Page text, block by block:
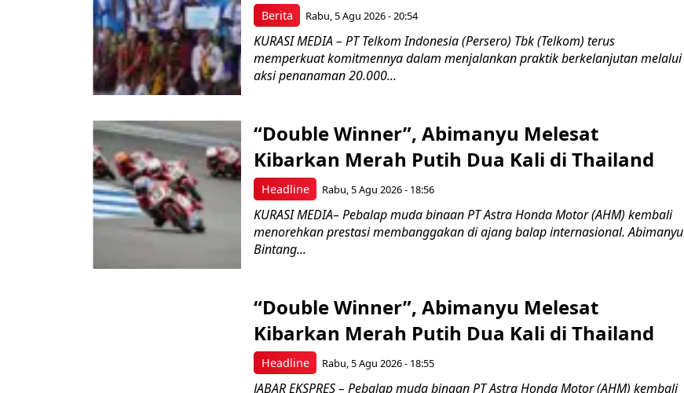
Berita Rabu, 5 Agu 2026 - 20:54
KURASI MEDIA – PT Telkom Indonesia (Persero) Tbk (Telkom) terus
memperkuat komitmennya dalam menjalankan praktik berkelanjutan melalui
aksi penanaman 20.000...
Headline
“Double Winner”, Abimanyu Melesat
Kibarkan Merah Putih Dua Kali di Thailand
Rabu, 5 Agu 2026 - 18:56
KURASI MEDIA– Pebalap muda binaan PT Astra Honda Motor (AHM) kembali
menorehkan prestasi membanggakan di ajang balap internasional. Abimanyu
Bintang...
Headline
“Double Winner”, Abimanyu Melesat
Kibarkan Merah Putih Dua Kali di Thailand
Rabu, 5 Agu 2026 - 18:55
JABAR EKSPRES – Pebalap muda binaan PT Astra Honda Motor (AHM) kembali